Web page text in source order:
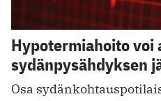
Hypotermiahoito voi
sydänpysähdyksen
Osa